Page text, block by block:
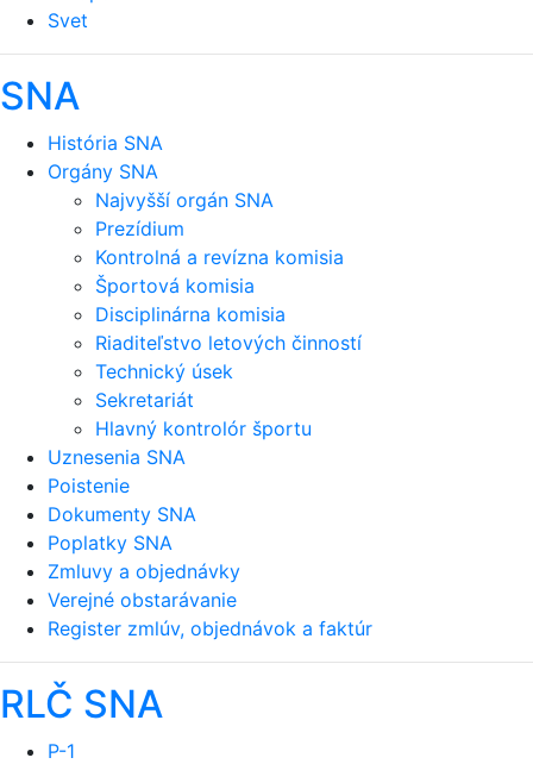
Svet
SNA
História SNA
Orgány SNA
Najvyšší orgán SNA
Prezídium
Kontrolná a revízna komisia
Športová komisia
Disciplinárna komisia
Riaditeľstvo letových činností
Technický úsek
Sekretariát
Hlavný kontrolór športu
Uznesenia SNA
Poistenie
Dokumenty SNA
Poplatky SNA
Zmluvy a objednávky
Verejné obstarávanie
Register zmlúv, objednávok a faktúr
RLČ SNA
P-1